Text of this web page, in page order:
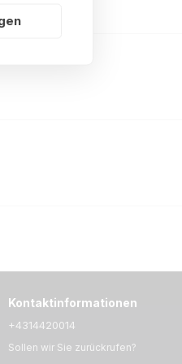
Kontaktinformationen
+4314420014
Sollen wir Sie zurückrufen?